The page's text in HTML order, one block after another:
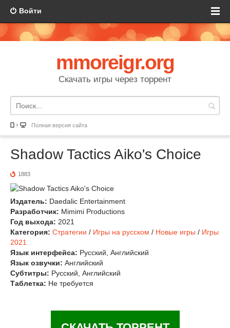
Войти
mmoreigr.org
Скачать игры через торрент
Полная версия сайта
Shadow Tactics Aiko's Choice
1883
Издатель: Daedalic Entertainment
Разработчик: Mimimi Productions
Год выхода: 2021
Категория: Стратегии / Игры на русском / Новые игры / Игры
2021
Язык интерфейса: Русский, Английский
Язык озвучки: Английский
Субтитры: Русский, Английский
Таблетка: Не требуется